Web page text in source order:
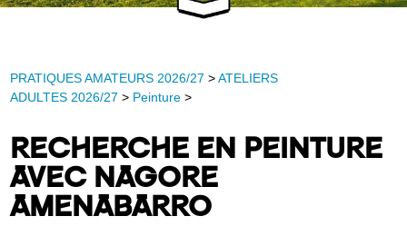
PRATIQUES AMATEURS 2026/27 >ATELIERS
ADULTES 2026/27 > Peinture >
RECHERCHE EN PEINTURE
AVEC NAGORE
AMENABARRO